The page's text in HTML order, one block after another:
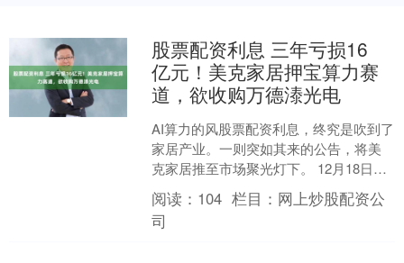
股票配资利息 三年亏损16
亿元！美克家居押宝算力赛
道，欲收购万德溙光电
AI算力的风股票配资利息，终究是吹到了
家居产业。一则突如其来的公告，将美
克家居推至市场聚光灯下。 12月18日，
美克家居宣布正在筹划以发行股份及支
付现金的方式，....
阅读： 104 栏目： 网上炒股配资公
司